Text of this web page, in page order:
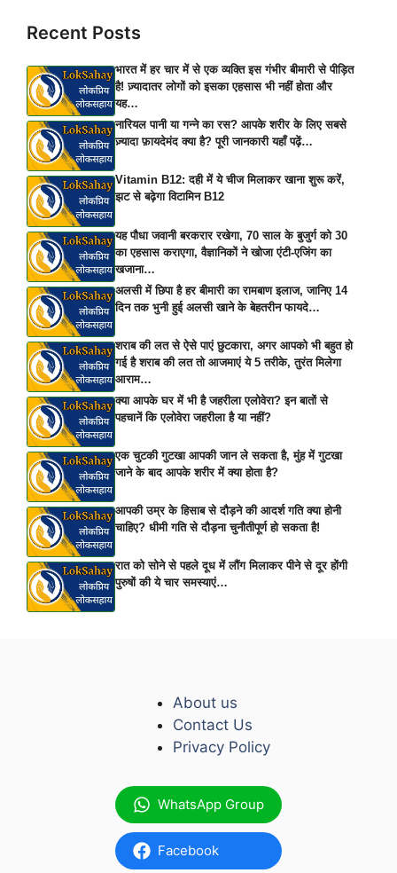
Recent Posts
भारत में हर चार में से एक व्यक्ति इस गंभीर बीमारी से पीड़ित
है! ज़्यादातर लोगों को इसका एहसास भी नहीं होता और
यह…
नारियल पानी या गन्ने का रस? आपके शरीर के लिए सबसे
ज़्यादा फ़ायदेमंद क्या है? पूरी जानकारी यहाँ पढ़ें…
Vitamin B12: दही में ये चीज मिलाकर खाना शुरू करें,
झट से बढ़ेगा विटामिन B12
यह पौधा जवानी बरकरार रखेगा, 70 साल के बुजुर्ग को 30
का एहसास कराएगा, वैज्ञानिकों ने खोजा एंटी-एजिंग का
खजाना…
अलसी में छिपा है हर बीमारी का रामबाण इलाज, जानिए 14
दिन तक भुनी हुई अलसी खाने के बेहतरीन फायदे…
शराब की लत से ऐसे पाएं छुटकारा, अगर आपको भी बहुत हो
गई है शराब की लत तो आजमाएं ये 5 तरीके, तुरंत मिलेगा
आराम…
क्या आपके घर में भी है जहरीला एलोवेरा? इन बातों से
पहचानें कि एलोवेरा जहरीला है या नहीं?
एक चुटकी गुटखा आपकी जान ले सकता है, मुंह में गुटखा
जाने के बाद आपके शरीर में क्या होता है?
आपकी उम्र के हिसाब से दौड़ने की आदर्श गति क्या होनी
चाहिए? धीमी गति से दौड़ना चुनौतीपूर्ण हो सकता है!
रात को सोने से पहले दूध में लौंग मिलाकर पीने से दूर होंगी
पुरुषों की ये चार समस्याएं…
WhatsApp Group
Facebook
About us
Contact Us
Privacy Policy